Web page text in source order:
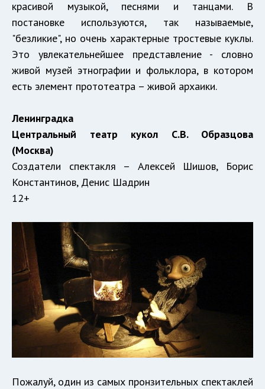
красивой музыкой, песнями и танцами. В
постановке используются, так называемые,
"безликие", но очень характерные тростевые куклы.
Это увлекательнейшее представление - словно
живой музей этнографии и фольклора, в котором
есть элемент прототеатра – живой архаики.
Ленинградка
Центральный театр кукол С.В. Образцова
(Москва)
Создатели спектакля – Алексей Шишов, Борис
Константинов, Денис Шадрин
12+
Пожалуй, один из самых пронзительных спектаклей